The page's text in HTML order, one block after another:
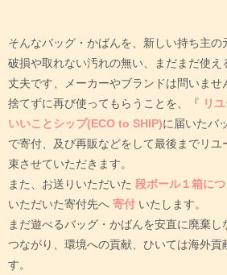
そんなバッグ・かばんを、新しい持ち主の
破損や取れない汚れの無い、まだまだ使え
丈夫です、メーカーやブランドは問いませ
捨てずに再び使ってもらうことを、『 リ
いいことシップ(ECO to SHIP)に届いたバ
で寄付、及び再販などをして最後までリユ
束させていただきます。
また、お送りいただいた 段ボール１箱に
いただいた寄付先へ 寄付 いたします。
まだ遊べるバッグ・かばんを安直に廃棄
つながり、環境への貢献、ひいては海外貢
す。